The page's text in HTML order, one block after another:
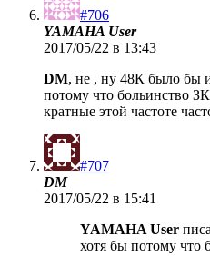
#706
YAMAHA User
2017/05/22 в 13:43
DM, не , ну 48К было бы
потому что больинство
кратные этой частоте
#707
DM
2017/05/22 в 15:41
YAMAHA User
хотя бы потому что